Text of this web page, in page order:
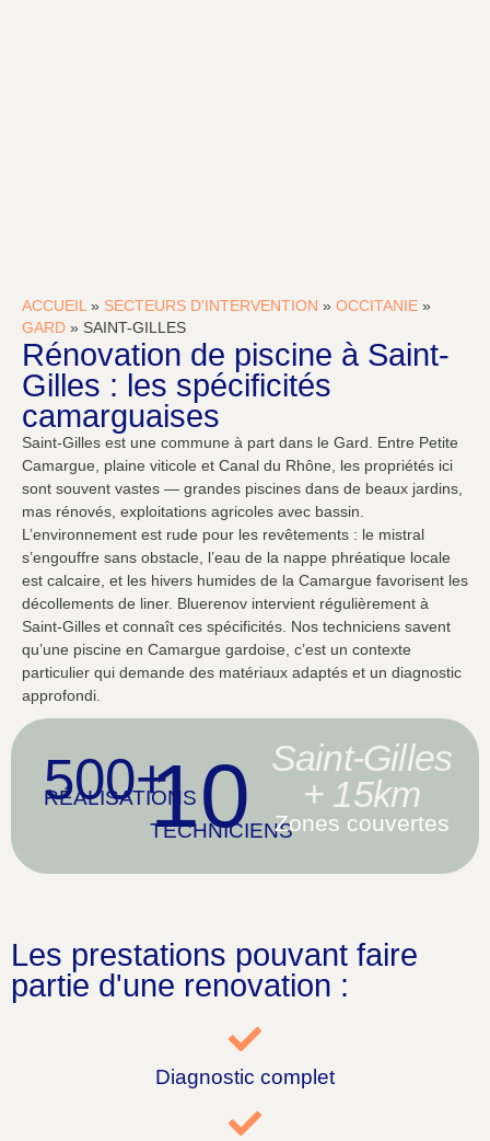
ACCUEIL » SECTEURS D'INTERVENTION » OCCITANIE »
GARD » SAINT-GILLES
Rénovation de piscine à Saint-
Gilles : les spécificités
camarguaises
Saint-Gilles est une commune à part dans le Gard. Entre Petite
Camargue, plaine viticole et Canal du Rhône, les propriétés ici
sont souvent vastes — grandes piscines dans de beaux jardins,
mas rénovés, exploitations agricoles avec bassin.
L’environnement est rude pour les revêtements : le mistral
s’engouffre sans obstacle, l’eau de la nappe phréatique locale
est calcaire, et les hivers humides de la Camargue favorisent les
décollements de liner. Bluerenov intervient régulièrement à
Saint-Gilles et connaît ces spécificités. Nos techniciens savent
qu’une piscine en Camargue gardoise, c’est un contexte
particulier qui demande des matériaux adaptés et un diagnostic
approfondi.
500+
RÉALISATIONS10
TECHNICIENS
Saint-Gilles
+ 15km
Zones couvertes
Les prestations pouvant faire
partie d'une renovation :
Diagnostic complet